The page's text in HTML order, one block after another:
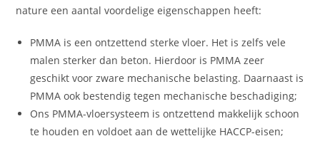
nature een aantal voordelige eigenschappen heeft:
PMMA is een ontzettend sterke vloer. Het is zelfs vele
malen sterker dan beton. Hierdoor is PMMA zeer
geschikt voor zware mechanische belasting. Daarnaast is
PMMA ook bestendig tegen mechanische beschadiging;
Ons PMMA-vloersysteem is ontzettend makkelijk schoon
te houden en voldoet aan de wettelijke HACCP-eisen;